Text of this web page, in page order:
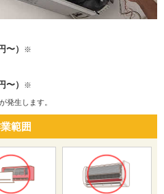
〜） ※
〜） ※
発生します。
範囲